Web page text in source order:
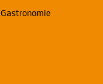
Gastronomie